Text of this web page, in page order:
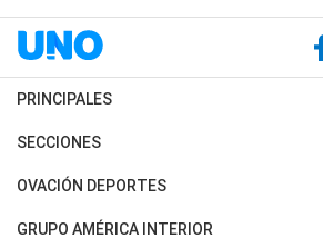
PRINCIPALES
Últimas Noticias
Política
SECCIONES
Horóscopo
Motores
OVACIÓN DEPORTES
Fútbol
GRUPO AMÉRICA INTERIOR